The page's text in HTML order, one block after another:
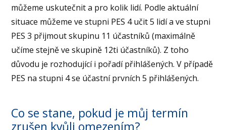
můžeme uskutečnit a pro kolik lidí. Podle aktuální
situace můžeme ve stupni PES 4 učit 5 lidí a ve stupni
PES 3 přijmout skupinu 11 účastníků (maximálně
učíme stejně ve skupině 12ti účastníků). Z toho
důvodu je rozhodující i pořadí přihlášených. V případě
PES na stupni 4 se účastní prvních 5 přihlášených.
Co se stane, pokud je můj termín
zrušen kvůli omezením?